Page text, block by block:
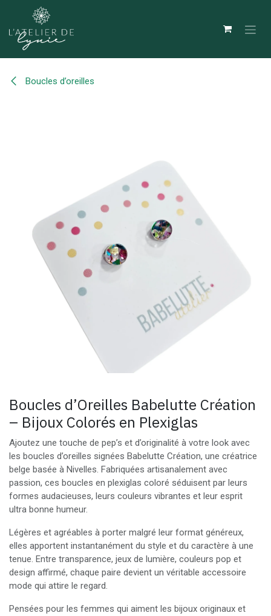
Se rendre au contenu
Boucles d’oreilles
Boucles d’Oreilles Babelutte Création
– Bijoux Colorés en Plexiglas
Ajoutez une touche de pep’s et d’originalité à votre look avec
les boucles d’oreilles signées Babelutte Création, une créatrice
belge basée à Nivelles. Fabriquées artisanalement avec
passion, ces boucles en plexiglas coloré séduisent par leurs
formes audacieuses, leurs couleurs vibrantes et leur esprit
ultra bonne humeur.
Légères et agréables à porter malgré leur format généreux,
elles apportent instantanément du style et du caractère à une
tenue. Entre transparence, jeux de lumière, couleurs pop et
design affirmé, chaque paire devient un véritable accessoire
mode qui attire le regard.
Pensées pour les femmes qui aiment les bijoux originaux et